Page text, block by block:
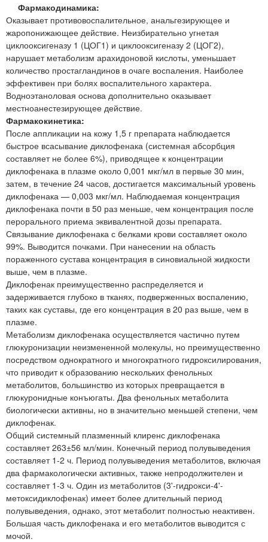
Фармакодинамика:
Оказывает противовоспалительное, анальгезирующее и
жаропонижающее действие. Неизбирательно угнетая
циклооксигеназу 1 (ЦОГ1) и циклооксигеназу 2 (ЦОГ2),
нарушает метаболизм арахидоновой кислоты, уменьшает
количество простагландинов в очаге воспаления. Наиболее
эффективен при болях воспалительного характера.
Водноэтаноловая основа дополнительно оказывает
местноанестезирующее действие.
Фармакокинетика:
После аппликации на кожу 1,5 г препарата наблюдается
быстрое всасывание диклофенака (системная абсорбция
составляет не более 6%), приводящее к концентрации
диклофенака в плазме около 0,001 мкг/мл в первые 30 мин,
затем, в течение 24 часов, достигается максимальный уровень
диклофенака — 0,003 мкг/мл. Наблюдаемая концентрация
диклофенака почти в 50 раз меньше, чем концентрация после
перорального приема эквивалентной дозы препарата.
Связывание диклофенака с белками крови составляет около
99%. Выводится почками. При нанесении на область
пораженного сустава концентрация в синовиальной жидкости
выше, чем в плазме.
Диклофенак преимущественно распределяется и
задерживается глубоко в тканях, подверженных воспалению,
таких как суставы, где его концентрация в 20 раз выше, чем в
плазме.
Метаболизм диклофенака осуществляется частично путем
глюкуронизации неизмененной молекулы, но преимущественно
посредством однократного и многократного гидроксилирования,
что приводит к образованию нескольких фенольных
метаболитов, большинство из которых превращается в
глюкуронидные конъюгаты. Два фенольных метаболита
биологически активны, но в значительно меньшей степени, чем
диклофенак.
Общий системный плазменный клиренс диклофенака
составляет 263±56 мл/мин. Конечный период полувыведения
составляет 1-2 ч. Период полувыведения метаболитов, включая
два фармакологически активных, также непродолжителен и
составляет 1-3 ч. Один из метаболитов (3'-гидрокси-4'-
метоксидиклофенак) имеет более длительный период
полувыведения, однако, этот метаболит полностью неактивен.
Большая часть диклофенака и его метаболитов выводится с
мочой.